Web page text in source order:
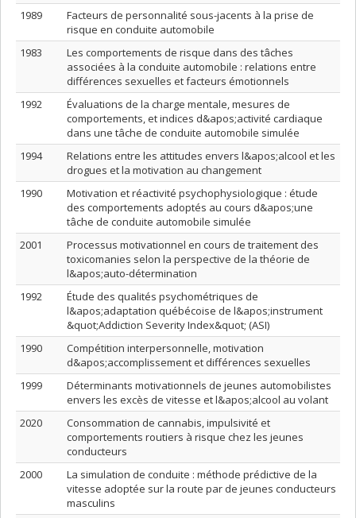
1989
Facteurs de personnalité sous-jacents à la prise de
risque en conduite automobile
1983
Les comportements de risque dans des tâches
associées à la conduite automobile : relations entre
différences sexuelles et facteurs émotionnels
1992
Évaluations de la charge mentale, mesures de
comportements, et indices d&apos;activité cardiaque
dans une tâche de conduite automobile simulée
1994
Relations entre les attitudes envers l&apos;alcool et les
drogues et la motivation au changement
1990
Motivation et réactivité psychophysiologique : étude
des comportements adoptés au cours d&apos;une
tâche de conduite automobile simulée
2001
Processus motivationnel en cours de traitement des
toxicomanies selon la perspective de la théorie de
l&apos;auto-détermination
1992
Étude des qualités psychométriques de
l&apos;adaptation québécoise de l&apos;instrument
&quot;Addiction Severity Index&quot; (ASI)
1990
Compétition interpersonnelle, motivation
d&apos;accomplissement et différences sexuelles
1999
Déterminants motivationnels de jeunes automobilistes
envers les excès de vitesse et l&apos;alcool au volant
2020
Consommation de cannabis, impulsivité et
comportements routiers à risque chez les jeunes
conducteurs
2000
La simulation de conduite : méthode prédictive de la
vitesse adoptée sur la route par de jeunes conducteurs
masculins